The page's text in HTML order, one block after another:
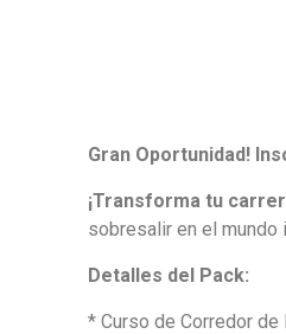
Gran Oportunidad!
¡Transforma tu
sobresalir en el mundo
Detalles del Pack:
* Curso de Corredor